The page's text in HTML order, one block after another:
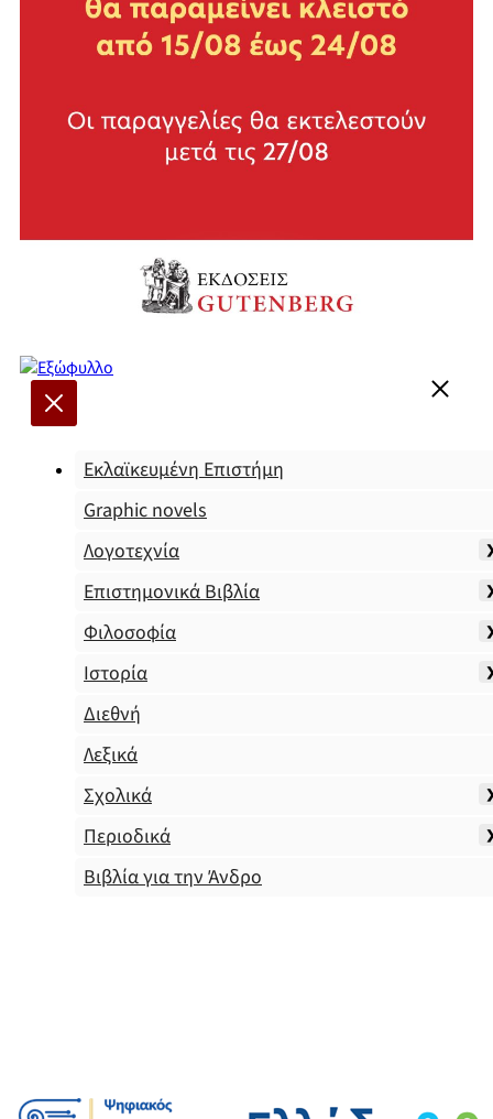
Εκλαϊκευμένη Επιστήμη
Graphic novels
Λογοτεχνία
Επιστημονικά Βιβλία
Φιλοσοφία
Ιστορία
Διεθνή
Λεξικά
Σχολικά
Περιοδικά
Βιβλία για την Άνδρο